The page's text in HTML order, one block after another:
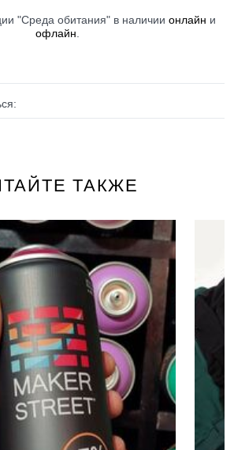
"Среда обитания" в наличии онлайн и
офлайн
ТАКЖЕ